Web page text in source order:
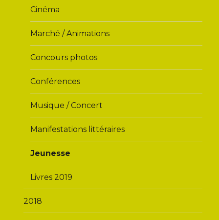
Cinéma
Marché / Animations
Concours photos
Conférences
Musique / Concert
Manifestations littéraires
Jeunesse
Livres 2019
2018